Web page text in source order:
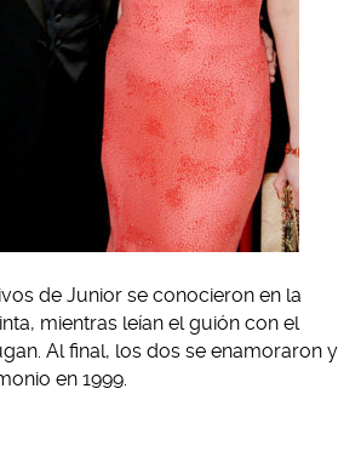
de Junior se conocieron en la
mientras leían el guión con el
Al final, los dos se enamoraron y
en 1999.